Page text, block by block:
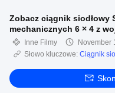
Zobacz ciągnik siodłowy
mechanicznych 6 × 4 z
Inne Filmy
November
Słowo kluczowe: Ciągnik